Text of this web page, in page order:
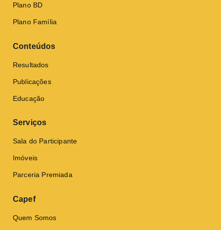
Plano BD
Plano Família
Conteúdos
Resultados
Publicações
Educação
Serviços
Sala do Participante
Imóveis
Parceria Premiada
Capef
Quem Somos